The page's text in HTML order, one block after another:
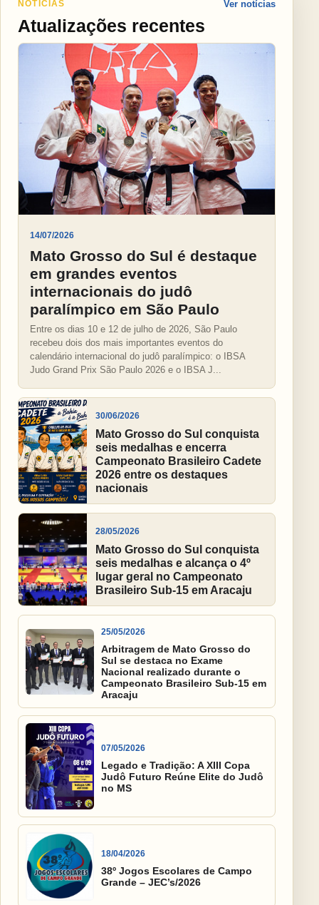
NOTÍCIAS
Atualizações recentes
Ver notícias
14/07/2026
Mato Grosso do Sul é destaque
em grandes eventos
internacionais do judô
paralímpico em São Paulo
Entre os dias 10 e 12 de julho de 2026, São Paulo
recebeu dois dos mais importantes eventos do
calendário internacional do judô paralímpico: o IBSA
Judo Grand Prix São Paulo 2026 e o IBSA J...
30/06/2026
Mato Grosso do Sul conquista
seis medalhas e encerra
Campeonato Brasileiro Cadete
2026 entre os destaques
nacionais
28/05/2026
Mato Grosso do Sul conquista
seis medalhas e alcança o 4º
lugar geral no Campeonato
Brasileiro Sub-15 em Aracaju
25/05/2026
Arbitragem de Mato Grosso do
Sul se destaca no Exame
Nacional realizado durante o
Campeonato Brasileiro Sub-15 em
Aracaju
07/05/2026
Legado e Tradição: A XIII Copa
Judô Futuro Reúne Elite do Judô
no MS
18/04/2026
38º Jogos Escolares de Campo
Grande – JEC’s/2026